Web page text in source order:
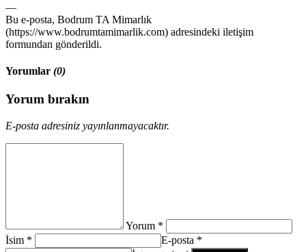
—
Bu e-posta, Bodrum TA Mimarlık
(https://www.bodrumtamimarlik.com) adresindeki iletişim
formundan gönderildi.
Yorumlar (0)
Yorum bırakın
E-posta adresiniz yayınlanmayacaktır.
Yorum *
İsim *
E-posta *